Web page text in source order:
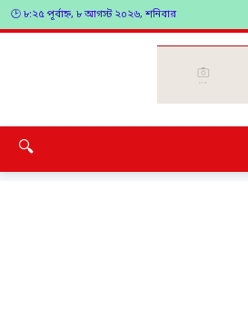
🕑 ৮:২৫ পূর্বাহ্ন, ৮ আগস্ট ২০২৬, শনিবার
🔍